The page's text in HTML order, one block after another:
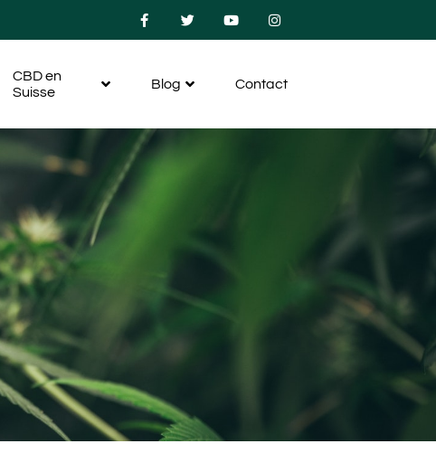
CBD en
Suisse
Blog Contact